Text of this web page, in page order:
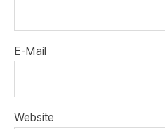
E-Mail
Website